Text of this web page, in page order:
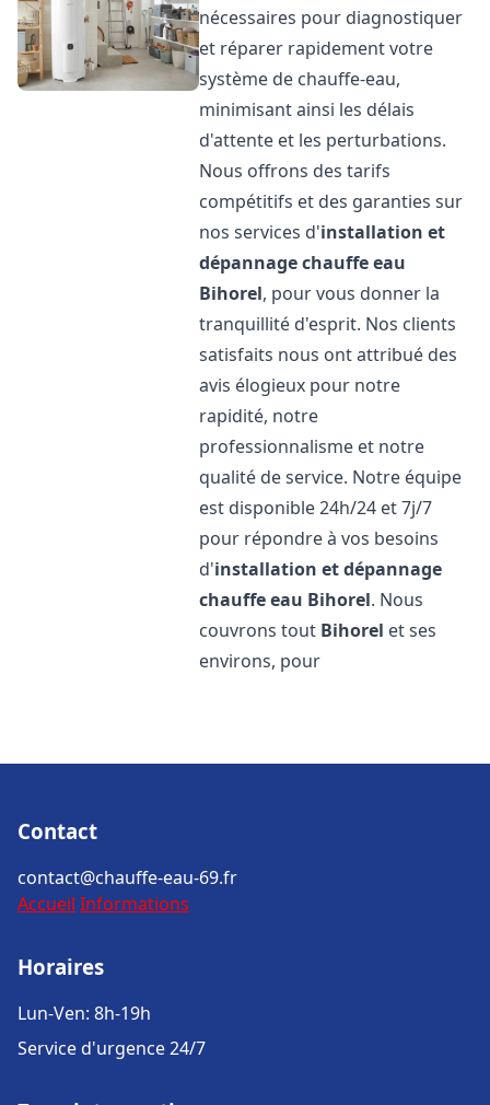
nécessaires pour diagnostiquer
et réparer rapidement votre
système de chauffe-eau,
minimisant ainsi les délais
d'attente et les perturbations.
Nous offrons des tarifs
compétitifs et des garanties sur
nos services d'installation et
dépannage chauffe eau
Bihorel, pour vous donner la
tranquillité d'esprit. Nos clients
satisfaits nous ont attribué des
avis élogieux pour notre
rapidité, notre
professionnalisme et notre
qualité de service. Notre équipe
est disponible 24h/24 et 7j/7
pour répondre à vos besoins
d'installation et dépannage
chauffe eau Bihorel. Nous
couvrons tout Bihorel et ses
environs, pour
Contact
contact@chauffe-eau-69.fr
Accueil Informations
Horaires
Lun-Ven: 8h-19h
Service d'urgence 24/7